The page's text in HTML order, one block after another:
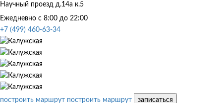
Научный проезд д.14а к.5
Ежедневно с 8:00 до 22:00
+7 (499) 460-63-34
построить маршрут построить маршрут
записаться